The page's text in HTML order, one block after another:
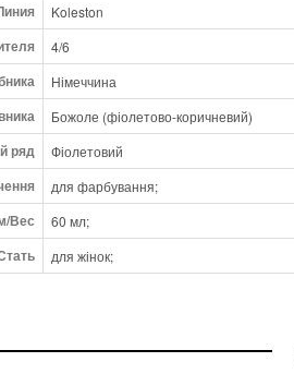
Koleston
4/6
Німеччина
Божоле (фіолетово-коричневий)
ряд Фіолетовий
для фарбування;
Вес 60 мл;
для жінок;